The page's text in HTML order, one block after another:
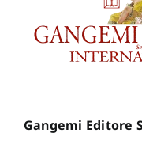
Gangemi Editore